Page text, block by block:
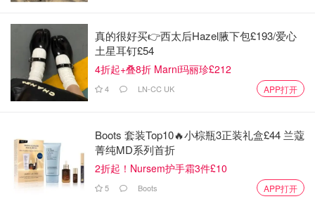
真的很好买👉西太后Hazel腋下包£193/爱心
土星耳钉£54
4折起+叠8折 Marni玛丽珍£212
4 LN-CC UK APP打开
Boots 套装Top10🔥小棕瓶3正装礼盒£44 兰蔻
菁纯MD系列首折
2折起！Nursem护手霜3件£10
5 Boots APP打开